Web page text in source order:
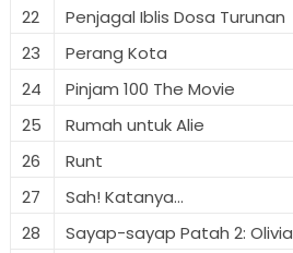
22
Penjagal Iblis Dosa Turunan
23
Perang Kota
24
Pinjam 100 The Movie
25
Rumah untuk Alie
26
Runt
27
Sah! Katanya...
28
Sayap-sayap Patah 2: Olivia